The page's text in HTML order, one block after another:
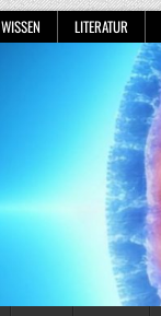
WISSEN LITERATUR